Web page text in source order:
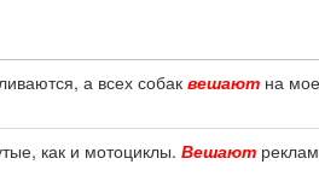
а всех собак вешают на
как и мотоциклы. Вешают